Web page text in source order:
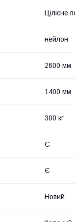
Цілісне
нейлон
2600 мм
1400 мм
300 кг
Є
Є
Новий